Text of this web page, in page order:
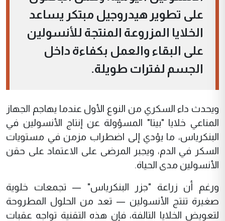
على تطوير هيدروجيل مبتكر يساعد
الخلايا المزروعة المنتجة للأنسولين
على البقاء والعمل بكفاءة داخل
الجسم لفترات طويلة.
ويحدث داء السكري من النوع الأول عندما يهاجم الجهاز
المناعي خلايا "بيتا" المسؤولة عن إنتاج الأنسولين في
البنكرياس، ما يؤدي إلى اضطراب مزمن في مستويات
السكر في الدم، ويجبر المرضى على الاعتماد على حقن
الأنسولين مدى الحياة.
ورغم أن زراعة "جزر البنكرياس" — تجمعات خلوية
صغيرة تنتج الأنسولين — تعد من الحلول المطروحة
لتعويض الخلايا التالفة، فإن هذه التقنية تواجه عقبات